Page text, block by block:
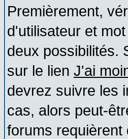
Premièrement,
d'utilisateur et
deux possibilités.
sur le lien J'ai
devrez suivre les
cas, alors peut-
forums